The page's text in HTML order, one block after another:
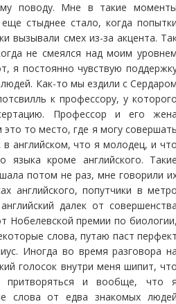
поводу. Мне в такие
стыднее стало, когда
вызывали смех из-за акцента.
не смеялся над моим
я постоянно чувствую
Как-то мы ездили с
к профессору, у
Профессор и его
это то место, где я могу
английском, что я молодец, и
языка кроме английского.
потом не раз, мне говорили
английского, попутчики в
далек от
Нобелевской премии по
слова, путаю паст
Иногда во время разговора
голосок внутри меня шипит,
притворяться и вообще, что
слова от едва знакомых